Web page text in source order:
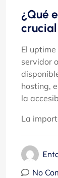
¿Qué
El
servidor
hosting,
la
La
No